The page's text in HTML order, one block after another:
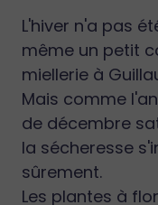
L'hiver n'a pas
même un petit
miellerie à
Mais comme
de décembre
la sécheresse
sûrement.
Les plantes à